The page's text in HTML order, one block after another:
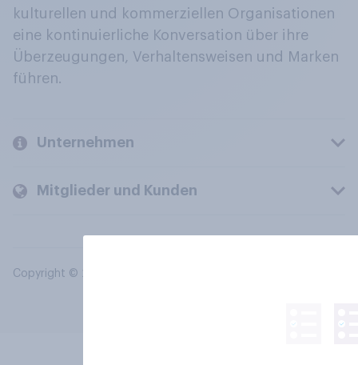
kulturellen und kommerziellen Organisationen
eine kontinuierliche Konversation über ihre
Überzeugungen, Verhaltensweisen und Marken
führen.
Unternehmen
Mitglieder und Kunden
Copyright © 2026 YouGov PLC. Alle Rechte vorbehalten.